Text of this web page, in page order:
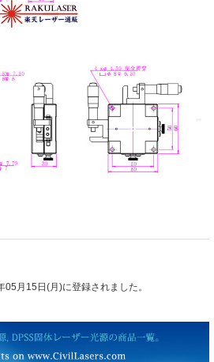
05月15日(月)に登録されました。